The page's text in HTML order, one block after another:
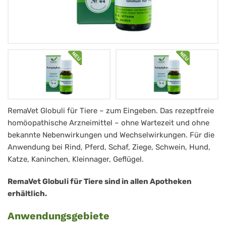
Podophyllum
RemaVet
Globuli
für
Tiere
-
44
RemaVet Globuli für Tiere – zum Eingeben. Das rezeptfreie
homöopathische Arzneimittel – ohne Wartezeit und ohne
bekannte Nebenwirkungen und Wechselwirkungen. Für die
Anwendung bei Rind, Pferd, Schaf, Ziege, Schwein, Hund,
Katze, Kaninchen, Kleinnager, Geflügel.
RemaVet Globuli für Tiere sind in allen Apotheken
erhältlich.
Anwendungsgebiete